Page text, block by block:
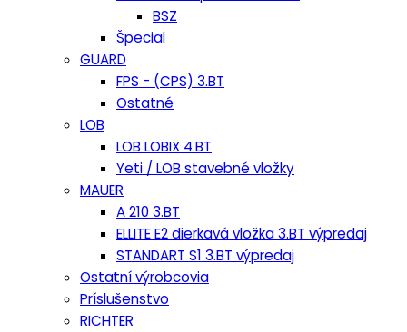
BSZ
Špecial
GUARD
FPS - (CPS) 3.BT
Ostatné
LOB
LOB LOBIX 4.BT
Yeti / LOB stavebné vložky
MAUER
A 210 3.BT
ELLITE E2 dierkavá vložka 3.BT výpredaj
STANDART S1 3.BT výpredaj
Ostatní výrobcovia
Príslušenstvo
RICHTER